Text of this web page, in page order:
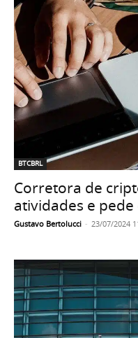
BTCBRL
Corretora de
atividades e
Gustavo Bertolucci - 23/07/2024